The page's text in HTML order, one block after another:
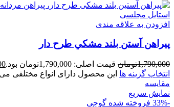
افزودن به علاقه مندی
پيراهن آستن بلند مشکي طرح دار
1,790,000تومان قیمت اصلی: 1,790,000تومان بود.
انتخاب گزینه ها این محصول دارای انواع مختلفی
مقايسه
نمایش سریع
-33%
فروخته شده گوچی